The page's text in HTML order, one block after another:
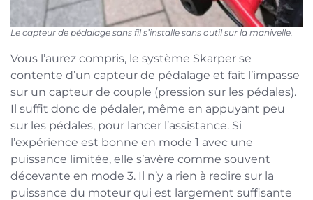
Le capteur de pédalage sans fil s’installe sans outil sur la manivelle.
Vous l’aurez compris, le système Skarper se
contente d’un capteur de pédalage et fait l’impasse
sur un capteur de couple (pression sur les pédales).
Il suffit donc de pédaler, même en appuyant peu
sur les pédales, pour lancer l’assistance. Si
l’expérience est bonne en mode 1 avec une
puissance limitée, elle s’avère comme souvent
décevante en mode 3. Il n’y a rien à redire sur la
puissance du moteur qui est largement suffisante